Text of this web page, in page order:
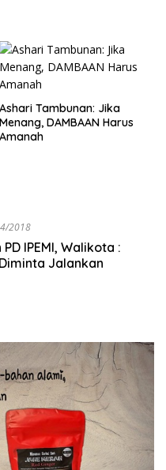
Ashari Tambunan: Jika
Menang, DAMBAAN Harus
Amanah
2018
IPEMI, Walikota :
Jalankan